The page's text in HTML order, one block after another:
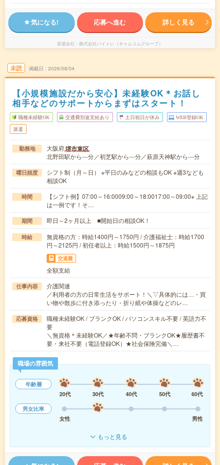
気になる! 応募へ進む 詳しく見る
派遣会社 株式会社バイトレ（キャムコムグループ）
未読 掲載日 2026/08/04
【小規模施設だから安心】未経験OK＊お話し
相手などのサポートからまずはスタート！
職種未経験OK 交通費別途支給あり 土日祝日が休み WEB登録OK
派遣
勤務地 大阪府堺市東区
北野田駅から---分／初芝駅から---分／萩原天神駅から---分
曜日頻度
シフト制（月～日） ※平日のみなどの相談もOK ※週3なども
相談OK
時間
【シフト例】07:00～16:0009:00～18:0017:00～09:00※ 上記
は一例です！そ…
期間 即日～2ヶ月以上 ■開始日の相談OK！
時給
無資格の方：時給1400円～1750円 / 介護福祉士：時給1700
円～2125円 / 初任者以上：時給1500円～1875円
交通費
全額支給
仕事内容
介護関連
／利用者の方の日常生活をサポート！＼▽具体的には…・買
い物や散歩に付き添ったり・折り紙や体操などのレ…
応募資格
職種未経験OK / ブランクOK / パソコンスキル不要 / 英語力不
要
＼無資格＊未経験OK／★年齢不問・ブランクOK★履歴書不
要・来社不要（電話登録OK）★社会保険完備＼…
職場の雰囲気
年齢層
20代
30代 40代 50代
60代
男女比率
女性
男性
もっと見る